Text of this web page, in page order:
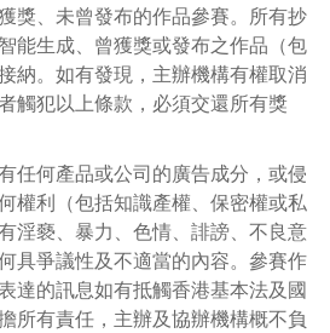
獎、未曾發布的作品參賽。所有抄
能生成、曾獲獎或發布之作品（包
納。如有發現，主辦機構有權取消
觸犯以上條款，必須交還所有獎
任何產品或公司的廣告成分，或侵
權利（包括知識產權、保密權或私
淫褻、暴力、色情、誹謗、不良意
具爭議性及不適當的內容。參賽作
達的訊息如有抵觸香港基本法及國
所有責任，主辦及協辦機構概不負